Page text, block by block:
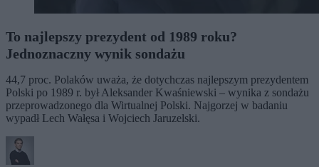
To najlepszy prezydent od 1989 roku?
Jednoznaczny wynik sondażu
44,7 proc. Polaków uważa, że dotychczas najlepszym prezydentem
Polski po 1989 r. był Aleksander Kwaśniewski – wynika z sondażu
przeprowadzonego dla Wirtualnej Polski. Najgorzej w badaniu
wypadł Lech Wałęsa i Wojciech Jaruzelski.